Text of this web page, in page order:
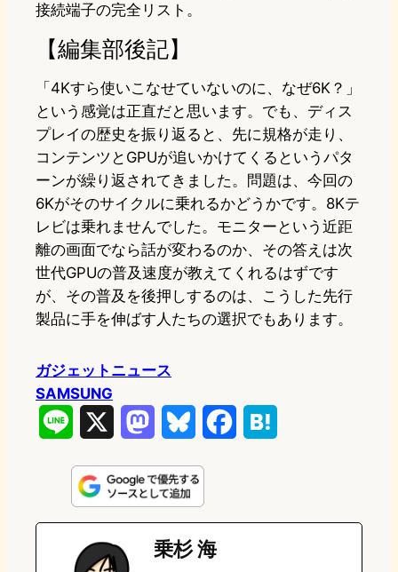
接続端子の完全リスト。
【編集部後記】
「4Kすら使いこなせていないのに、なぜ6K？」
という感覚は正直だと思います。でも、ディス
プレイの歴史を振り返ると、先に規格が走り、
コンテンツとGPUが追いかけてくるというパタ
ーンが繰り返されてきました。問題は、今回の
6Kがそのサイクルに乗れるかどうかです。8Kテ
レビは乗れませんでした。モニターという近距
離の画面でなら話が変わるのか、その答えは次
世代GPUの普及速度が教えてくれるはずです
が、その普及を後押しするのは、こうした先行
製品に手を伸ばす人たちの選択でもあります。
ガジェットニュース
SAMSUNG
n
e
s
t
o
u
e
s
e
e
乗杉 海